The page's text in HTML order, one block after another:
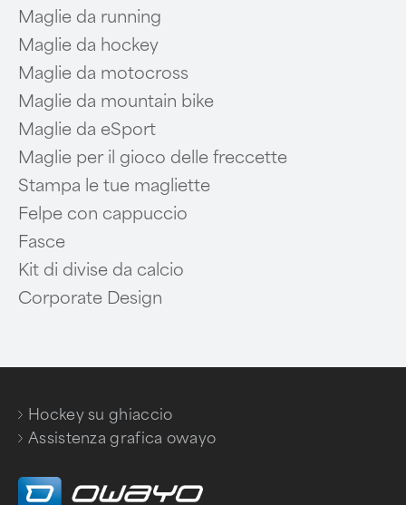
Maglie da running
Maglie da hockey
Maglie da motocross
Maglie da mountain bike
Maglie da eSport
Maglie per il gioco delle freccette
Stampa le tue magliette
Felpe con cappuccio
Fasce
Kit di divise da calcio
Corporate Design
Hockey su ghiaccio
/
Assistenza grafica owayo